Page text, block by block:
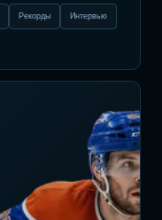
Рекорды Интервью